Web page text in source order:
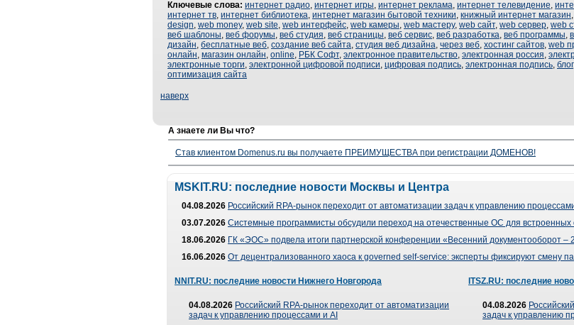
Ключевые слова: интернет радио, интернет игры, интернет реклама, интернет телевидение,
интернет тв, интернет библиотека, интернет магазин бытовой техники, книжный интернет магазин,
design, web money, web site, web интерфейс, web камеры, web мастеру, web сайт, web сервер, web
веб шаблоны, веб форумы, веб студия, веб страницы, веб сервис, веб разработка, веб программы,
дизайн, бесплатные веб, создание веб сайта, студия веб дизайна, через веб, хостинг сайтов, web
онлайн, магазин онлайн, online, РБК Софт, электронное правительство, электронная россия,
электронные торги, электронной цифровой подписи, цифровая подпись, электронная подпись, блог
оптимизация сайта
наверх
А знаете ли Вы что?
Став клиентом Domenus.ru вы получаете ПРЕИМУЩЕСТВА при регистрации ДОМЕНОВ!
MSKIT.RU: последние новости Москвы и Центра
04.08.2026 Российский RPA-рынок переходит от автоматизации задач к управлению
03.07.2026 Системные программисты обсудили переход на отечественные ОС для встроенных
18.06.2026 ГК «ЭОС» подвела итоги партнерской конференции «Весенний документооборот –
16.06.2026 От децентрализованного хаоса к governed self-service: эксперты фиксируют смену
NNIT.RU: последние новости Нижнего Новгорода
04.08.2026 Российский RPA-рынок переходит от автоматизации
задач к управлению процессами и AI
ITSZ.RU: последние
04.08.2026
задач к управлению